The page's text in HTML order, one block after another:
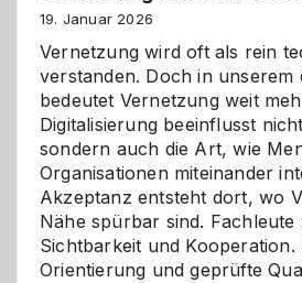
Alaaf!
19. Januar 2026
Vernetzung wird oft als rein
verstanden. Doch in unserem
bedeutet Vernetzung weit
Digitalisierung beeinflusst
sondern auch die Art, wie
Organisationen miteinander
Akzeptanz entsteht dort, wo
Nähe spürbar sind.
Sichtbarkeit und
Orientierung und geprüfte